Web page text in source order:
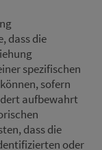
dass die
spezifischen
sofern
aufbewahrt
dass die
oder